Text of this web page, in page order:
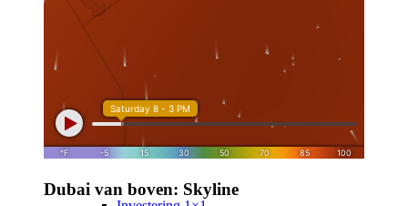
Actieaandelenverkoop
Investering
Dubai van boven: Skyline